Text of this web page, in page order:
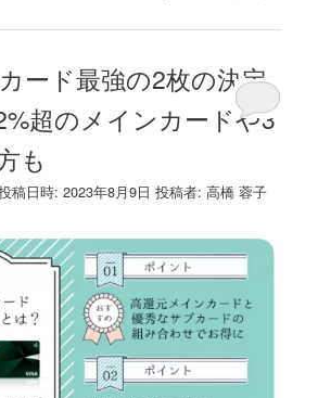
ード最強の2枚の決定
超のメインカードや3
も
稿日時:2023年8月9日 投稿者:高橋 蓉子